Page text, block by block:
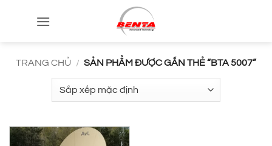
TRANG CHỦ / SẢN PHẨM ĐƯỢC GẮN THẺ “BTA 5007”